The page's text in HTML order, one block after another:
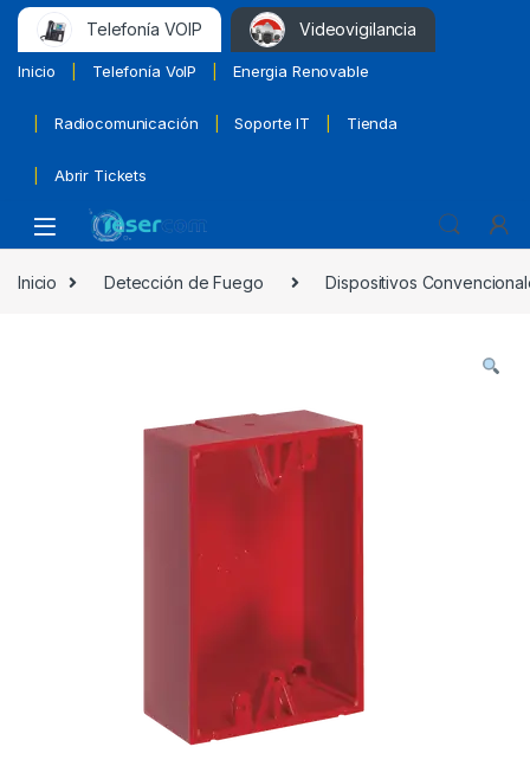
Telefonía VOIP Videovigilancia
Inicio Telefonía VoIP Energia Renovable
Radiocomunicación Soporte IT Tienda
Abrir Tickets
Inicio Detección de Fuego Dispositivos